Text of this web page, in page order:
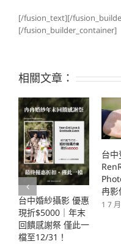
[/fusion_text][/
[/fusion_builder_container]
相關文章：
台中婚紗攝影 優惠
現折$5000｜年末
回饋感謝祭 僅此一
檔至12/31！
台中
冉影
1 7